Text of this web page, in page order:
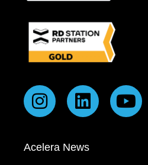
Acelera News